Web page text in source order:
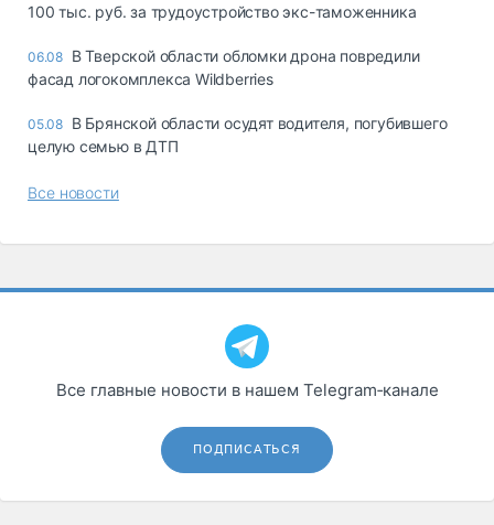
100 тыс. руб. за трудоустройство экс-таможенника
06.08 В Тверской области обломки дрона повредили
фасад логокомплекса Wildberries
05.08 В Брянской области осудят водителя, погубившего
целую семью в ДТП
Все новости
Все главные новости в нашем Telegram‑канале
ПОДПИСАТЬСЯ